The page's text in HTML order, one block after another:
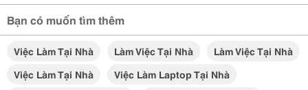
Bạn có muốn tìm thêm
Việc Làm Tại Nhà Làm Việc Tại Nhà
Làm Việc Tại Nhà
Việc Làm Tại Nhà
Việc Làm Laptop Tại Nhà